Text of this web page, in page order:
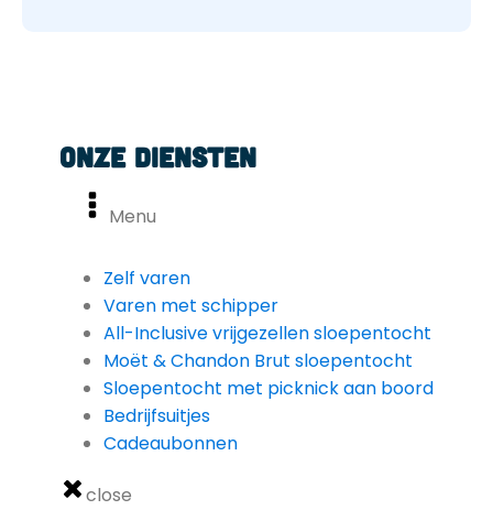
Onze diensten
Menu
Zelf varen
Varen met schipper
All-Inclusive vrijgezellen sloepentocht
Moët & Chandon Brut sloepentocht
Sloepentocht met picknick aan boord
Bedrijfsuitjes
Cadeaubonnen
close